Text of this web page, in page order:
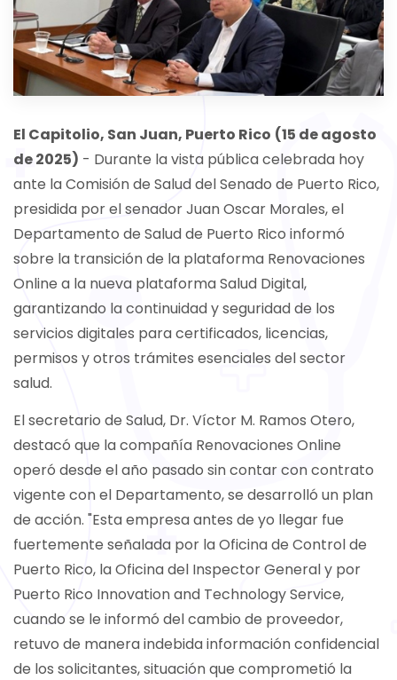
El Capitolio, San Juan, Puerto Rico (15 de agosto
de 2025) - Durante la vista pública celebrada hoy
ante la Comisión de Salud del Senado de Puerto Rico,
presidida por el senador Juan Oscar Morales, el
Departamento de Salud de Puerto Rico informó
sobre la transición de la plataforma Renovaciones
Online a la nueva plataforma Salud Digital,
garantizando la continuidad y seguridad de los
servicios digitales para certificados, licencias,
permisos y otros trámites esenciales del sector
salud.
El secretario de Salud, Dr. Víctor M. Ramos Otero,
destacó que la compañía Renovaciones Online
operó desde el año pasado sin contar con contrato
vigente con el Departamento, se desarrolló un plan
de acción. "Esta empresa antes de yo llegar fue
fuertemente señalada por la Oficina de Control de
Puerto Rico, la Oficina del Inspector General y por
Puerto Rico Innovation and Technology Service,
cuando se le informó del cambio de proveedor,
retuvo de manera indebida información confidencial
de los solicitantes, situación que comprometió la